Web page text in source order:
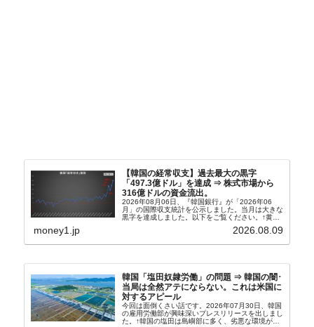
【韓国の経常収支】過去最大の黒字
「497.3億ドル」を達成 ⇒ 株式市場から
316億ドルの資金流出。
2026年08月06日、『韓国銀行』が「2026年06
月」の国際収支統計を公示しました。当月は大きな
黒字を達成しました。以下をご覧ください。↑黄色
の経常収支です。2026年06月貿易収支：4...
money1.jp 2026.08.09
韓国「塩田奴隷労働」の問題 ⇒ 韓国の闇･
当局は全然アテにならない。これは米国に
対するアピール
今回は面倒くさい話です。2026年07月30日、韓国
の雇用労働部が興味深いプレスリリースを出しまし
た。↑韓国の塩田は島嶼部に多く、劣悪な環境が一